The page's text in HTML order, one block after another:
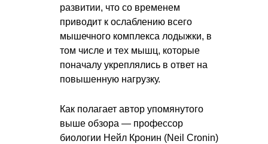
развитии, что со временем
приводит к ослаблению всего
мышечного комплекса лодыжки, в
том числе и тех мышц, которые
поначалу укреплялись в ответ на
повышенную нагрузку.
Как полагает автор упомянутого
выше обзора — профессор
биологии Нейл Кронин (Neil Cronin)